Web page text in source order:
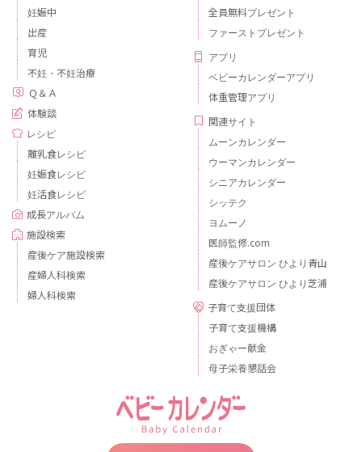
妊娠中
出産
育児
不妊・不妊治療
Ｑ＆Ａ
体験談
レシピ
離乳食レシピ
妊娠食レシピ
妊活食レシピ
成長アルバム
施設検索
産後ケア施設検索
産婦人科検索
婦人科検索
全員無料プレゼント
ファーストプレゼント
アプリ
ベビーカレンダーアプリ
体重管理アプリ
関連サイト
ムーンカレンダー
ウーマンカレンダー
シニアカレンダー
シッテク
ヨムーノ
医師監修.com
産後ケアサロン ひより青山
産後ケアサロン ひより芝浦
子育て支援団体
子育て支援機構
おぎゃー献金
母子栄養懇話会